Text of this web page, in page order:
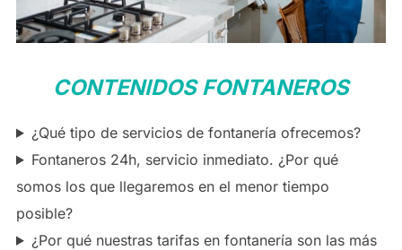
CONTENIDOS FONTANEROS
¿Qué tipo de servicios de fontanería ofrecemos?
Fontaneros 24h, servicio inmediato. ¿Por qué
somos los que llegaremos en el menor tiempo
posible?
¿Por qué nuestras tarifas en fontanería son las más